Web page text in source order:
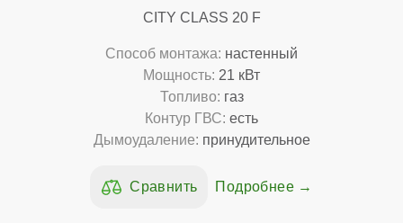
CITY CLASS 20 F
Способ монтажа: настенный
Мощность: 21 кВт
Топливо: газ
Контур ГВС: есть
Дымоудаление: принудительное
Подробнее